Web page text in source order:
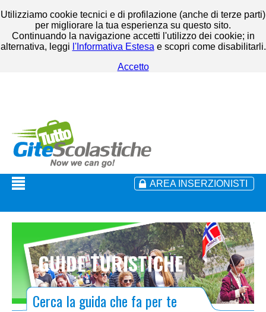
Utilizziamo cookie tecnici e di profilazione (anche di terze parti)
per migliorare la tua esperienza su questo sito.
Continuando la navigazione accetti l'utilizzo dei cookie; in
alternativa, leggi l'Informativa Estesa e scopri come disabilitarli.
Accetto
AREA INSERZIONISTI
GUIDE TURISTICHE
Cerca la guida che fa per te